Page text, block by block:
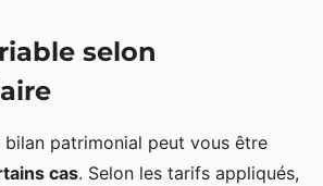
selon
bilan patrimonial peut vous être
cas. Selon les tarifs appliqués,